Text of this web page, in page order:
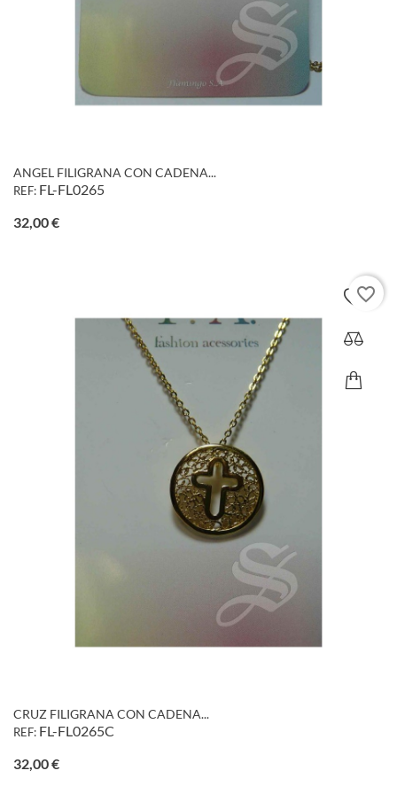
ANGEL FILIGRANA CON CADENA...
REF: FL-FL0265
32,00 €Precio
CRUZ FILIGRANA CON CADENA...
REF: FL-FL0265C
32,00 €Precio
favorite_border